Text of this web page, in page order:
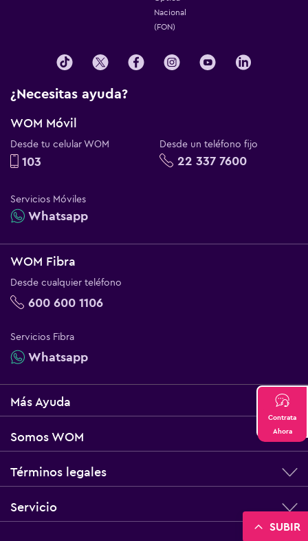
Nacional
(FON)
SUBIR
¿Necesitas ayuda?
WOM Móvil
Desde tu celular WOM
103
Desde un teléfono fijo
22 337 7600
Servicios Móviles
Whatsapp
WOM Fibra
Desde cualquier teléfono
600 600 1106
Servicios Fibra
Whatsapp
Más Ayuda
Somos WOM
Términos legales
Servicio
Contrata
Ahora